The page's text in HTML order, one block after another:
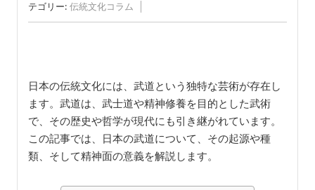
テゴリー: 伝統文化コラム
日本の伝統文化には、武道という独特な芸術が存在し
ます。武道は、武士道や精神修養を目的とした武術
で、その歴史や哲学が現代にも引き継がれています。
この記事では、日本の武道について、その起源や種
類、そして精神面の意義を解説します。